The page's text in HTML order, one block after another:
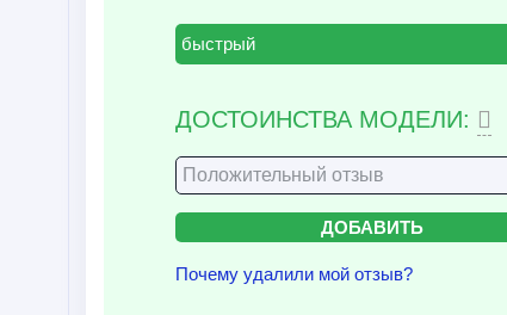
быстрый
ДОСТОИНСТВА МОДЕЛИ:
Почему удалили мой отзыв?